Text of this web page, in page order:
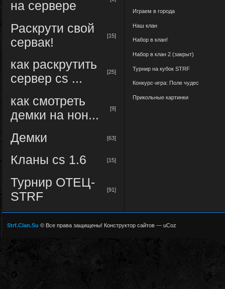
на сервере
Раскрути свой
сервак!
[15]
как раскрутить
сервер cs ...
[25]
как смотреть
демки на нон...
[9]
Демки [63]
Кланы cs 1.6 [15]
Турнир ОТЕЦ-
STRF
[91]
Играем в города
Наш клан
Набор в клан!
Набор в клан 2 (закрыт)
Турнир на кубок STRF
Конкурс-игра: Поле чудес
Прикольные картинки
Strf.Clan.Su © Все права защищены! Конструктор сайтов— uCoz